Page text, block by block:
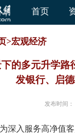
首页
>宏观经济
的多元升学
发银行、启
发布时间：
深入服务高净值